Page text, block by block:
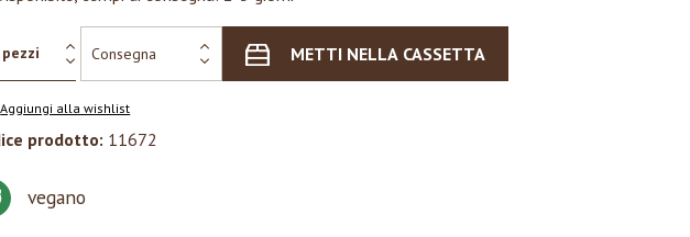
METTI NELLA CASSETTA
Aggiungi alla wishlist
prodotto: 11672
vegano